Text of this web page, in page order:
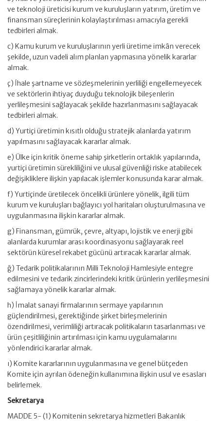
ve teknoloji üreticisi kurum ve kuruluşların yatırım, üretim ve
finansman süreçlerinin kolaylaştırılması amacıyla gerekli
tedbirleri almak.
c) Kamu kurum ve kuruluşlarının yerli üretime imkân verecek
şekilde, uzun vadeli alım planlan yapmasına yönelik kararlar
almak.
ç) İhale şartname ve sözleşmelerinin yerliliği engellemeyecek
ve sektörlerin ihtiyaç duyduğu teknolojik bileşenlerin
yerlileşmesini sağlayacak şekilde hazırlanmasını sağlayacak
tedbirleri almak.
d) Yurtiçi üretimin kısıtlı olduğu stratejik alanlarda yatırım
yapılmasını sağlayacak kararlar almak.
e) Ülke için kritik öneme sahip şirketlerin ortaklık yapılarında,
yurtiçi üretimin sürekliliğini ve ulusal güvenliği riske atabilecek
değişikliklere ilişkin yapılacak işlemler konusunda karar almak.
f) Yurtiçinde üretilecek öncelikli ürünlere yönelik, ilgili tüm
kurum ve kuruluşları bağlayıcı yol haritaları oluşturulmasına ve
uygulanmasına ilişkin kararlar almak.
g) Finansman, gümrük, çevre, altyapı, lojistik ve enerji gibi
alanlarda kurumlar arası koordinasyonu sağlayarak reel
sektörün küresel rekabet gücünü artıracak kararlar almak.
ğ) Tedarik politikalarının Milli Teknoloji Hamlesiyle entegre
edilmesini ve tedarik zincirlerindeki kritik ürünlerin yerlileşmesini
sağlamaya yönelik kararlar almak.
h) İmalat sanayi firmalarının sermaye yapılarının
güçlendirilmesi, gerektiğinde şirket birleşmelerinin
özendirilmesi, verimliliği artıracak politikaların tasarlanması ve
ürün çeşitliliğinin artırılması için kamu uygulamalarını
yönlendirici kararlar almak.
ı) Komite kararlarının uygulanmasına ve genel bütçeden
Komite için ayrılan ödeneğin kullanımına ilişkin usul ve esasları
belirlemek.
Sekretarya
MADDE 5- (1) Komitenin sekretarya hizmetleri Bakanlık